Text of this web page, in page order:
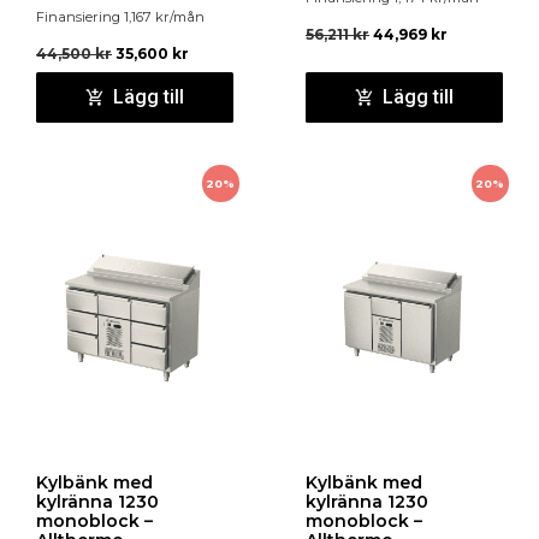
Finansiering 1,167 kr/mån
44,500kr 35,600 kr
Lägg till
56,211kr 44,969 kr
Lägg till
20%
Kylbänk med
kylränna 1230
monoblock –
20%
Kylbänk med
kylränna 1230
monoblock –